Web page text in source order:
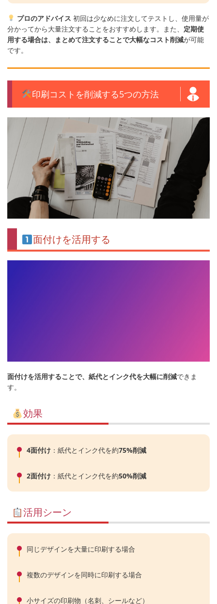
プロのアドバイス 初回は少なめに注文してテストし、使用量が
分かってから大量注文することをおすすめします。また、 定期使
用する場合は、まとめて注文することで大幅なコスト削減が可能
です。
印刷コストを削減する5つの方法
面付けを活用する
面付けを活用することで、紙代とインク代を大幅に削減できま
す。
効果
4面付け ：紙代とインク代を約75%削減
2面付け ：紙代とインク代を約50%削減
活用シーン
同じデザインを大量に印刷する場合
複数のデザインを同時に印刷する場合
小サイズの印刷物（名刺、シールなど）